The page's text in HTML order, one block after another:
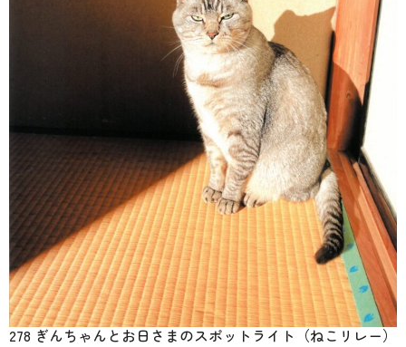
278 ぎんちゃんとお日さまのスポットライト（ねこリレー）